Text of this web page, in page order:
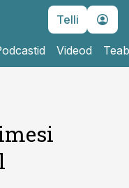
Telli
Videod